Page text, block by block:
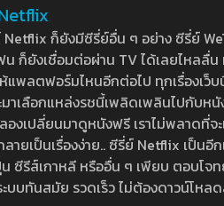
ก็ยังมีซีรี่ย์อื่น ๆ อย่าง ซีรี่ย์
น ก็ยังเชื่อมต่อผ่าน TV ได้เลยไหลลื่
ห้แพลตฟอร์มไหนอีกต่อไป ทุกเรื่องเว็
มาเลือกแหล่งรชนี้เพลิดเพลินไปกับห
งเปลี่ยนมาดูหนังฟรี เราไม่พลาดที่
ายเป็นเรื่องง่าย.. ซีรี่ย์ Netflix เป็น
ซีรีส์เกาหลี หรืออื่น ๆ เพียบ ตอบโจท
บบทันสมัย รวดเร็ว ไม่ต้องดาวน์โห